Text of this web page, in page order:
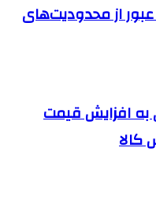
عبور از محدودیت‌های
به افزایش قیمت
کالا